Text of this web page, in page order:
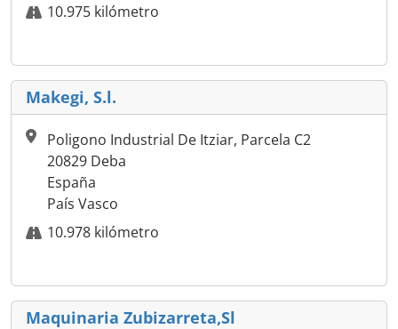
10.975 kilómetro
Makegi, S.l.
Poligono Industrial De Itziar, Parcela C2
20829 Deba
España
País Vasco
10.978 kilómetro
Maquinaria Zubizarreta,Sl